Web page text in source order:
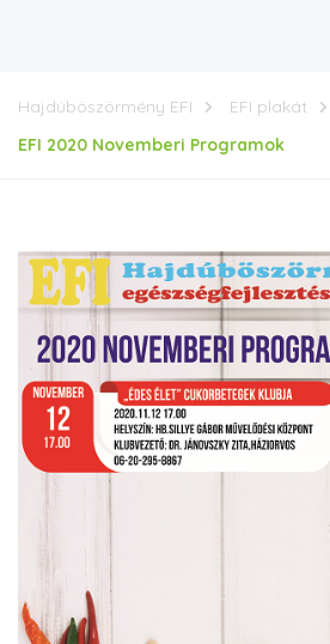
Hajdúböszörmény EFI
EFI plakát
EFI 2020 Novemberi Programok